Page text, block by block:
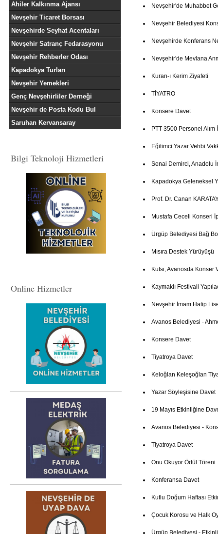
Ahiler Kalkınma Ajansı
Nevşehir Ticaret Borsası
Nevşehirde Seyhat Acentaları
Nevşehir Satranç Fedarasyonu
Nevşehir Rehberler Odası
Kapadokya Turları
Nevşehir Yemekleri
Genç Nevşehirliler Derneği
Nevşehir de Posta Kodu Bul
Saruhan Kervansaray
Bilgi Teknoloji Hizmetleri
Online Hizmetler
Nevşehir'de Muhabbet
Nevşehir Belediyesi
Nevşehirde Konferans
Nevşehir'de Mevlana
Kuran-ı Kerim Ziyafeti
TİYATRO
Konsere Davet
PTT 3500 Personel Alım
Eğitimci Yazar Vehbi
Senai Demirci, Anadolu
Kapadokya Geleneksel
Prof. Dr. Canan
Mustafa Ceceli Konseri
Ürgüp Belediyesi Bağ
Mısıra Destek Yürüyüşü
Kutsi, Avanosda Konser
Kaymaklı Festivali
Nevşehir İmam Hatip
Avanos Belediyesi -
Konsere Davet
Tiyatroya Davet
Keloğlan Keleşoğlan
Yazar Söyleşisine Davet
19 Mayıs Etkinliğine
Avanos Belediyesi -
Tiyatroya Davet
Onu Okuyor Ödül Töreni
Konferansa Davet
Kutlu Doğum Haftası
Çocuk Korosu ve Halk
Ürgüp Belediyesi -